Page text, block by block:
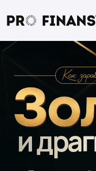
и
Практический курс по
до цифрового